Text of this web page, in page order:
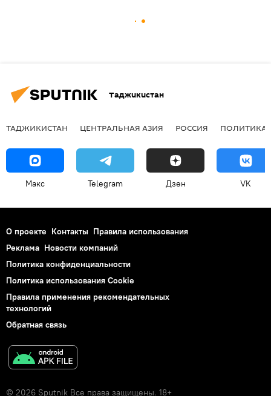
Таджикистан
ТАДЖИКИСТАН ЦЕНТРАЛЬНАЯ АЗИЯ РОССИЯ ПОЛИТИКА
Макс Telegram Дзен VK
О проекте Контакты Правила использования
Реклама Новости компаний
Политика конфиденциальности
Политика использования Cookie
Правила применения рекомендательных
технологий
Обратная связь
© 2026 Sputnik Все права защищены. 18+